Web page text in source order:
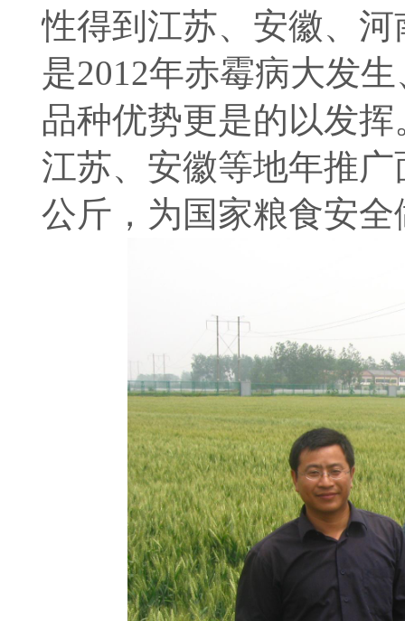
性得到江苏、安徽、
是2012年赤霉病大发
品种优势更是的以发
江苏、安徽等地年推
公斤，为国家粮食安